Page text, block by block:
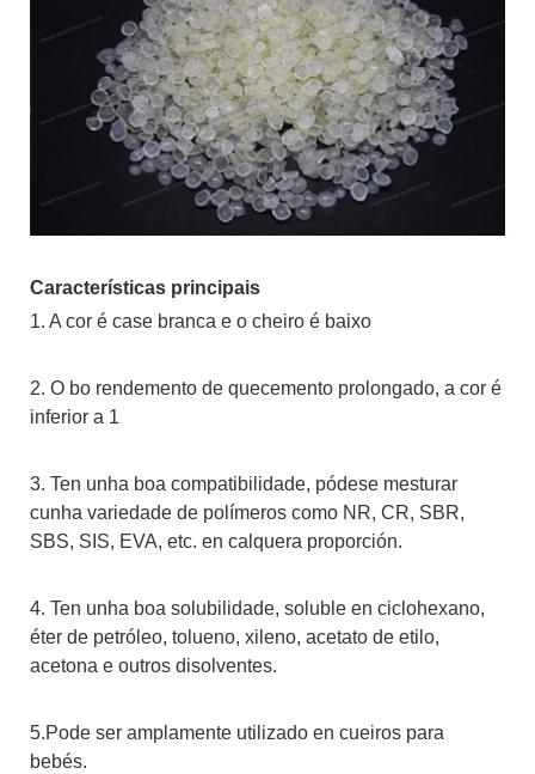
Características principais
1. A cor é case branca e o cheiro é baixo
2. O bo rendemento de quecemento prolongado, a cor é
inferior a 1
3. Ten unha boa compatibilidade, pódese mesturar
cunha variedade de polímeros como NR, CR, SBR,
SBS, SIS, EVA, etc. en calquera proporción.
4. Ten unha boa solubilidade, soluble en ciclohexano,
éter de petróleo, tolueno, xileno, acetato de etilo,
acetona e outros disolventes.
5.Pode ser amplamente utilizado en cueiros para
bebés.